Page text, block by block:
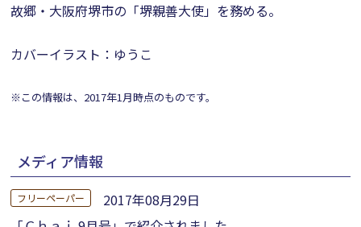
故郷・大阪府堺市の「堺親善大使」を務める。
カバーイラスト：ゆうこ
※この情報は、2017年1月時点のものです。
メディア情報
フリーペーパー
2017年08月29日